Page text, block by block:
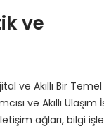
ve
ve Akıllı Bir Temel
ve Akıllı Ulaşım
ağları, bilgi